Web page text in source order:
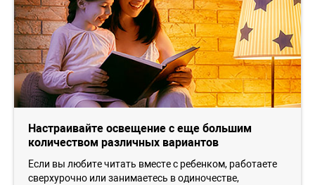
Настраивайте освещение с еще большим
количеством различных вариантов
Если вы любите читать вместе с ребенком, работаете
сверхурочно или занимаетесь в одиночестве,